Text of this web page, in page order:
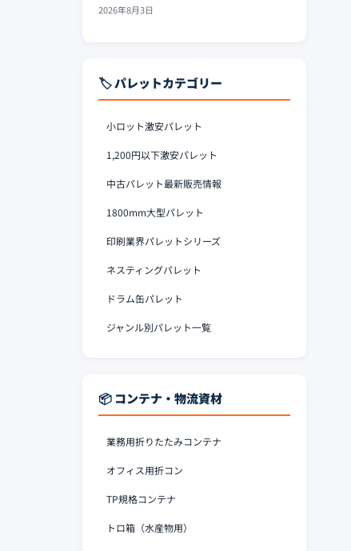
2026年8月3日
🏷️ パレットカテゴリー
小ロット激安パレット
1,200円以下激安パレット
中古パレット最新販売情報
1800mm大型パレット
印刷業界パレットシリーズ
ネスティングパレット
ドラム缶パレット
ジャンル別パレット一覧
📦 コンテナ・物流資材
業務用折りたたみコンテナ
オフィス用折コン
TP規格コンテナ
トロ箱（水産物用）